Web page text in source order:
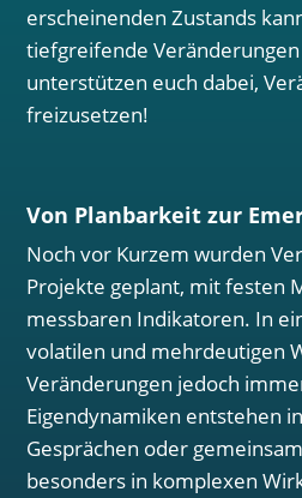
erscheinenden Zustands
tiefgreifende
unterstützen euch dabei,
freizusetzen!
Von Planbarkeit zur
Noch vor Kurzem wurden
Projekte geplant, mit festen
messbaren Indikatoren. In
volatilen und mehrdeutigen
Veränderungen jedoch
Eigendynamiken entstehen
Gesprächen oder
besonders in komplexen